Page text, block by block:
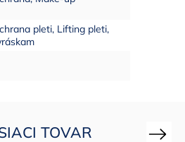
pleti, Lifting pleti,
TOVAR Next